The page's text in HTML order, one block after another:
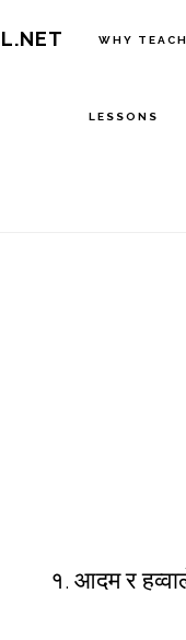
WHY
LESSONS
१. आदम र